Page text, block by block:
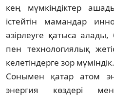
кең мүм­кін­діктер
істейтін ма­мандар
әзір­леу­ге қатыса
пен технологиялық
келетіндерге зор мүміндік.
Сонымен қатар атом
энергия көздері